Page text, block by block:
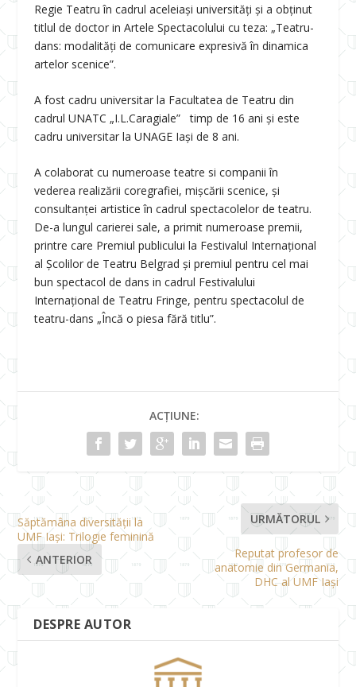
Regie Teatru în cadrul aceleiași universități și a obținut
titlul de doctor in Artele Spectacolului cu teza: „Teatru-
dans: modalități de comunicare expresivă în dinamica
artelor scenice”.
A fost cadru universitar la Facultatea de Teatru din
cadrul UNATC „I.L.Caragiale” timp de 16 ani și este
cadru universitar la UNAGE Iași de 8 ani.
A colaborat cu numeroase teatre si companii în
vederea realizării coregrafiei, mișcării scenice, și
consultanței artistice în cadrul spectacolelor de teatru.
De-a lungul carierei sale, a primit numeroase premii,
printre care Premiul publicului la Festivalul Internațional
al Școlilor de Teatru Belgrad și premiul pentru cel mai
bun spectacol de dans in cadrul Festivalului
Internațional de Teatru Fringe, pentru spectacolul de
teatru-dans „Încă o piesa fără titlu”.
ACȚIUNE:
Săptămâna diversității la
UMF Iași: Trilogie feminină
ANTERIOR
URMĂTORUL
Reputat profesor de
anatomie din Germania,
DHC al UMF Iași
DESPRE AUTOR